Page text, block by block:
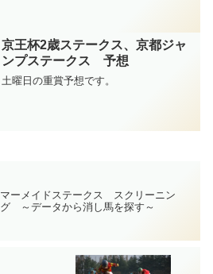
京王杯2歳ステークス、京都ジャ
ンプステークス 予想
土曜日の重賞予想です。
マーメイドステークス スクリーニン
グ ～データから消し馬を探す～